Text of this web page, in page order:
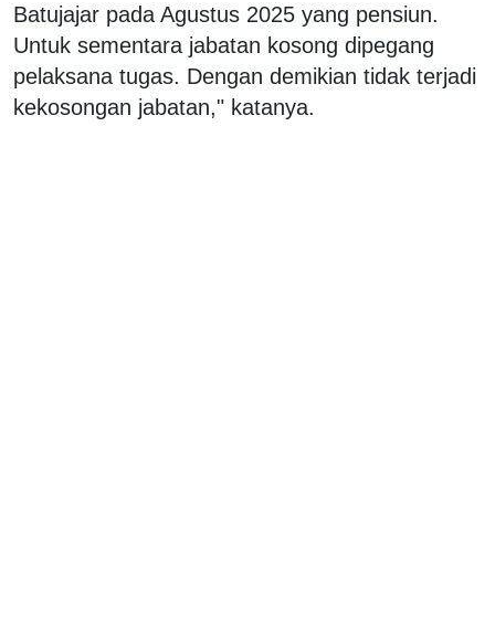
Batujajar pada Agustus 2025 yang pensiun.
Untuk sementara jabatan kosong dipegang
pelaksana tugas. Dengan demikian tidak terjadi
kekosongan jabatan," katanya.